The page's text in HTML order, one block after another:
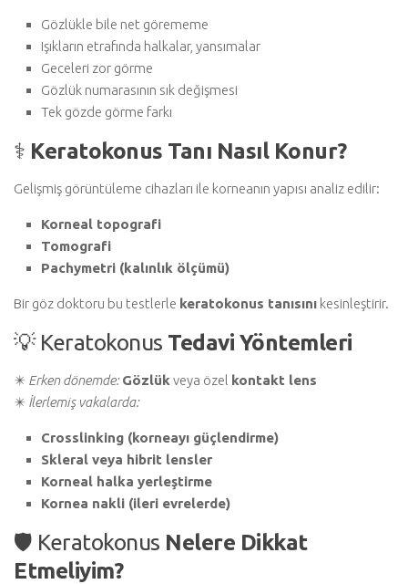
Gözlükle bile net görememe
Işıkların etrafında halkalar, yansımalar
Geceleri zor görme
Gözlük numarasının sık değişmesi
Tek gözde görme farkı
⚕️ Keratokonus Tanı Nasıl Konur?
Gelişmiş görüntüleme cihazları ile korneanın yapısı analiz edilir:
Korneal topografi
Tomografi
Pachymetri (kalınlık ölçümü)
Bir göz doktoru bu testlerle keratokonus tanısını kesinleştirir.
💡 Keratokonus Tedavi Yöntemleri
✴️ Erken dönemde: Gözlük veya özel kontakt lens
✴️ İlerlemiş vakalarda:
Crosslinking (korneayı güçlendirme)
Skleral veya hibrit lensler
Korneal halka yerleştirme
Kornea nakli (ileri evrelerde)
🛡️ Keratokonus Nelere Dikkat
Etmeliyim?